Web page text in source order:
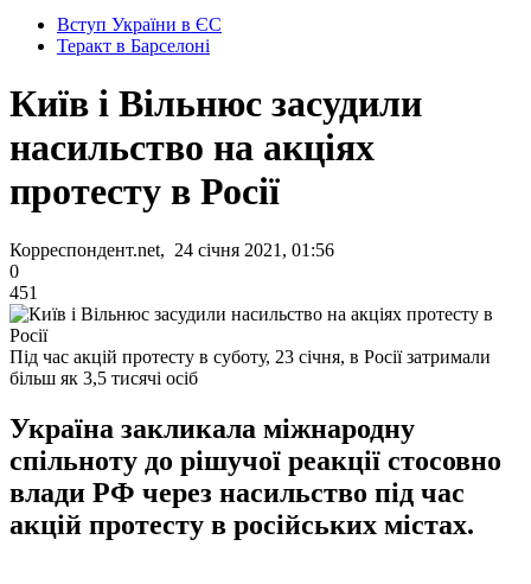
Вступ України в ЄС
Теракт в Барселоні
Київ і Вільнюс засудили
насильство на акціях
протесту в Росії
Корреспондент.net, 24 січня 2021, 01:56
0
451
Під час акцій протесту в суботу, 23 січня, в Росії затримали
більш як 3,5 тисячі осіб
Україна закликала міжнародну
спільноту до рішучої реакції стосовно
влади РФ через насильство під час
акцій протесту в російських містах.